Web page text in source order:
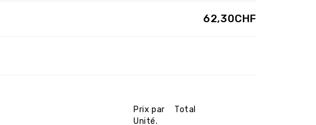
62,30CHF
Prix par
Unité.
Total